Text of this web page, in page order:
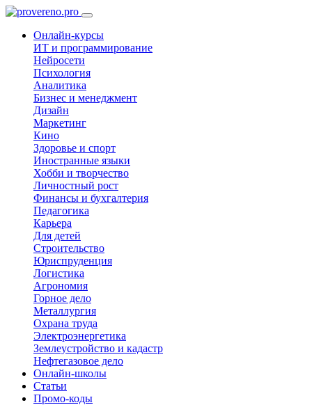
Онлайн-курсы
ИТ и программирование
Нейросети
Психология
Аналитика
Бизнес и менеджмент
Дизайн
Маркетинг
Кино
Здоровье и спорт
Иностранные языки
Хобби и творчество
Личностный рост
Финансы и бухгалтерия
Педагогика
Карьера
Для детей
Строительство
Юриспруденция
Логистика
Агрономия
Горное дело
Металлургия
Охрана труда
Электроэнергетика
Землеустройство и кадастр
Нефтегазовое дело
Онлайн-школы
Статьи
Промо-коды